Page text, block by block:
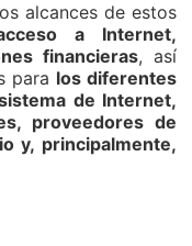
alcances de estos
a Internet,
financieras, así
para los diferentes
de Internet,
proveedores de
y, principalmente,